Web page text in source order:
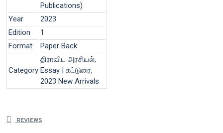
Publications)
Year
2023
Edition
1
Format
Paper Back
Category
திராவிட அரசியல்,
Essay | கட்டுரை,
2023 New Arrivals
REVIEWS